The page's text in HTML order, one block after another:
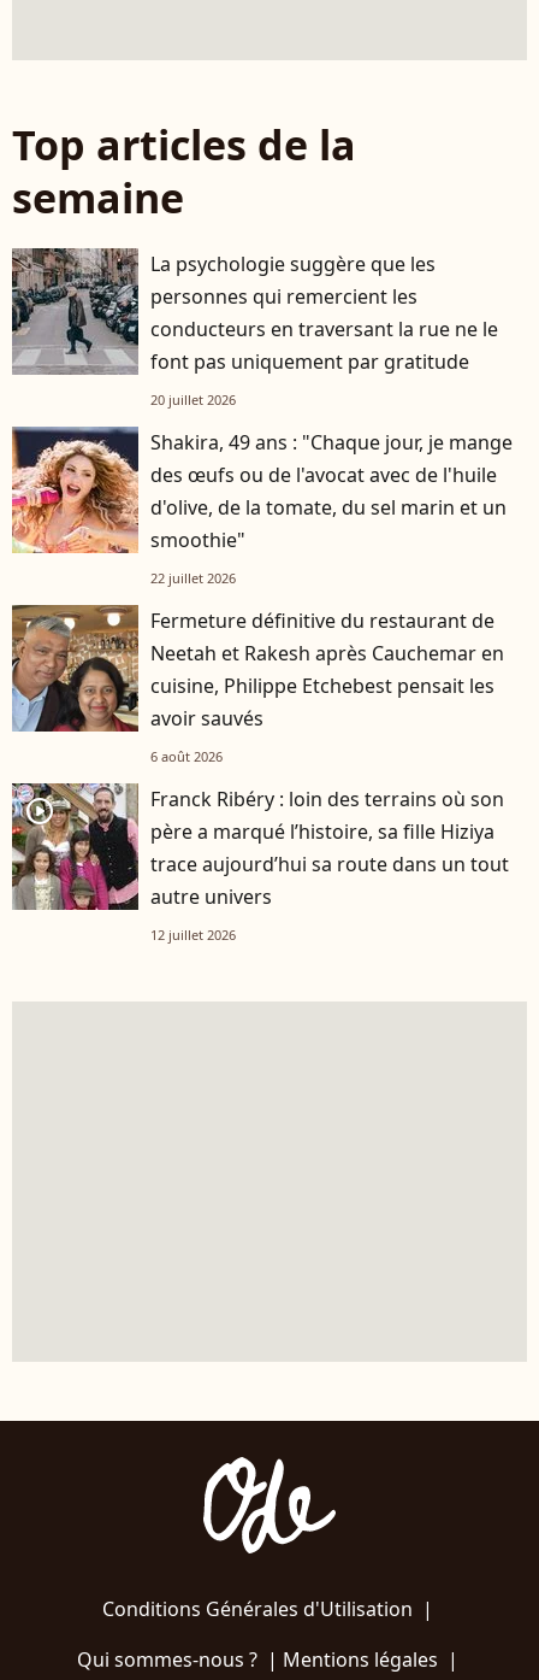
Top articles de la
semaine
La psychologie suggère que les
personnes qui remercient les
conducteurs en traversant la rue ne le
font pas uniquement par gratitude
20 juillet 2026
Shakira, 49 ans : "Chaque jour, je mange
des œufs ou de l'avocat avec de l'huile
d'olive, de la tomate, du sel marin et un
smoothie"
22 juillet 2026
Fermeture définitive du restaurant de
Neetah et Rakesh après Cauchemar en
cuisine, Philippe Etchebest pensait les
avoir sauvés
6 août 2026
player2
Franck Ribéry : loin des terrains où son
père a marqué l’histoire, sa fille Hiziya
trace aujourd’hui sa route dans un tout
autre univers
12 juillet 2026
Conditions Générales d'Utilisation |
Qui sommes-nous ?| Mentions légales |